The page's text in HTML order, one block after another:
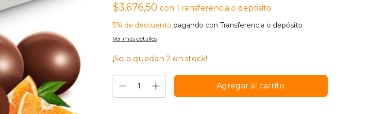
$3.676,50 con Transferencia o depósito
5% de descuento pagando con Transferencia o depósito
Ver más detalles
¡Solo quedan 2 en stock!